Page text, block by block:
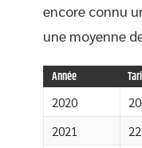
encore connu
une moyenne
Année
2020
2021